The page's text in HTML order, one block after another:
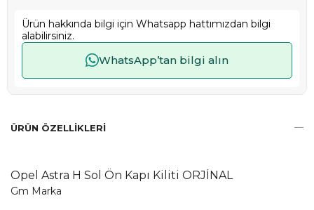
Ürün hakkında bilgi için Whatsapp hattımızdan bilgi
alabilirsiniz.
WhatsApp’tan bilgi alın
ÜRÜN ÖZELLIKLERI
Opel Astra H Sol Ön Kapı Kiliti ORJİNAL
Gm Marka